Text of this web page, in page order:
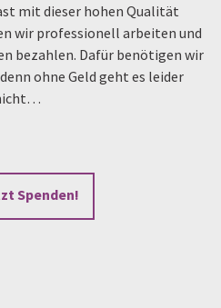
mit dieser hohen Qualität
wir professionell arbeiten und
bezahlen. Dafür benötigen wir
ohne Geld geht es leider
Spenden!